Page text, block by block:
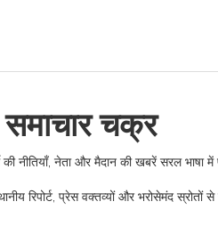
चक्र
नीतियाँ, नेता और मैदान की खबरें सरल भाषा में
रिपोर्ट, प्रेस वक्तव्यों और भरोसेमंद स्रोतों